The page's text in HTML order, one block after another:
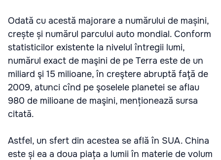
Odată cu acestă majorare a numărului de mașini,
crește și numărul parcului auto mondial. Conform
statisticilor existente la nivelul întregii lumi,
numărul exact de maşini de pe Terra este de un
miliard şi 15 milioane, în creştere abruptă faţă de
2009, atunci cînd pe şoselele planetei se aflau
980 de milioane de maşini, menționează sursa
citată.
Astfel, un sfert din acestea se află în SUA. China
este și ea a doua piața a lumii în materie de volum